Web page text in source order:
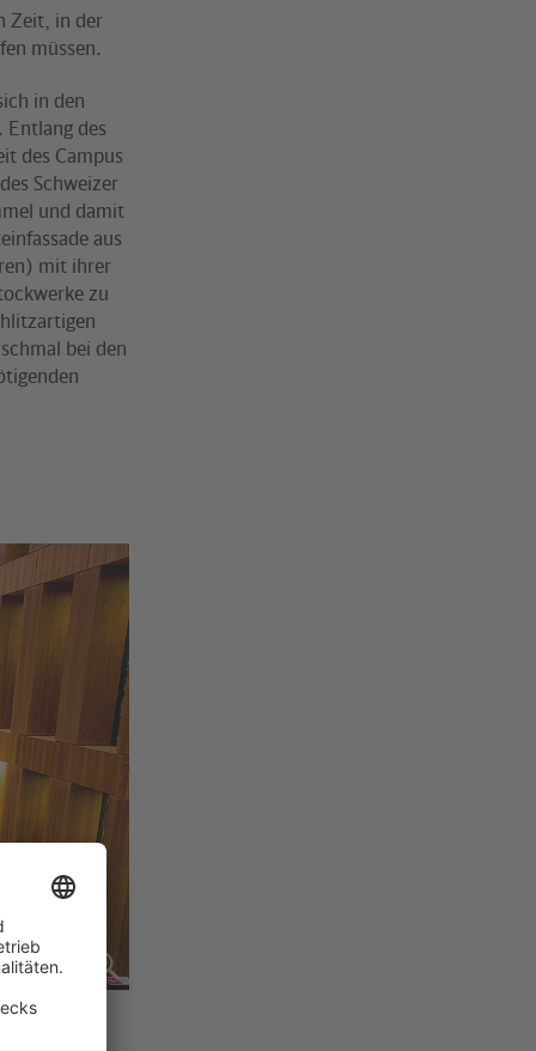
Zeit, in der
müssen.
in den
Entlang des
des Campus
Schweizer
und damit
aus
mit ihrer
zu
bei den